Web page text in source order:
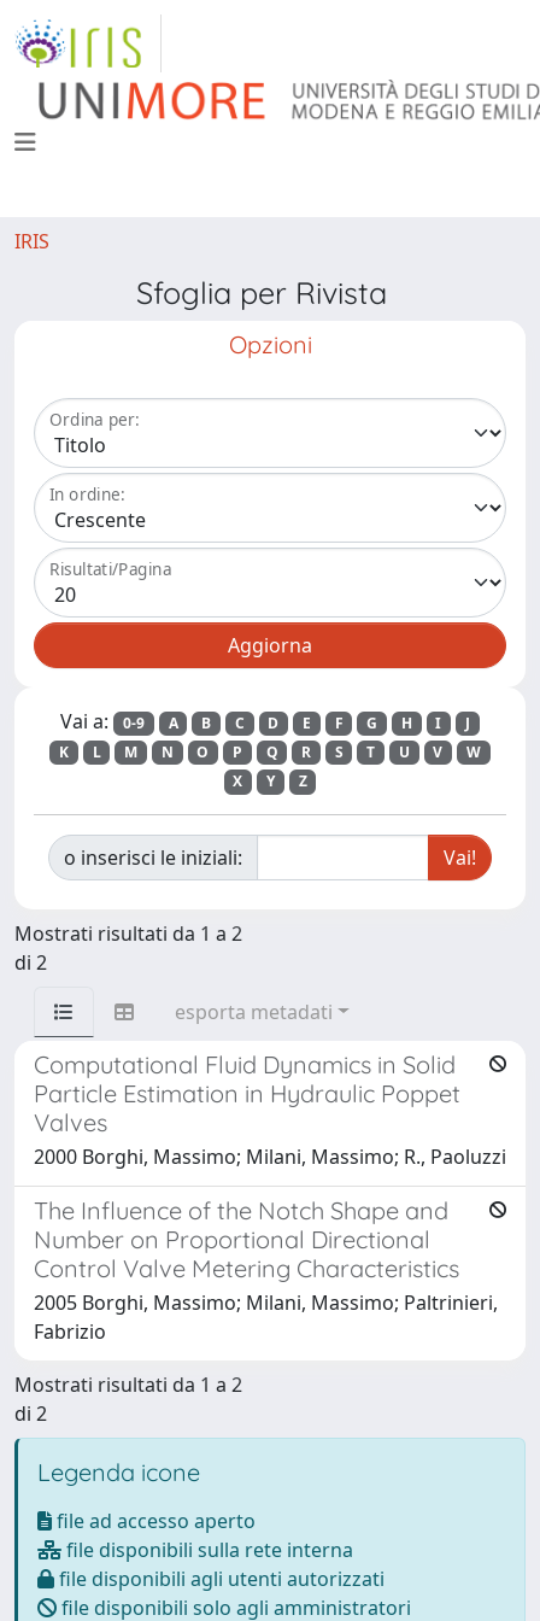
IRIS
Sfoglia per Rivista
Opzioni
Ordina per:
In ordine:
Risultati/Pagina
Vai a: 0-9 A B C D E F G H I
J
K
L M N O P Q R S T U V
W
X
Y Z
o inserisci le iniziali:
Mostrati risultati da 1 a 2
di 2
esporta metadati
Computational Fluid Dynamics in Solid
Particle Estimation in Hydraulic Poppet
Valves
2000 Borghi, Massimo; Milani, Massimo; R., Paoluzzi
The Influence of the Notch Shape and
Number on Proportional Directional
Control Valve Metering Characteristics
2005 Borghi, Massimo; Milani, Massimo; Paltrinieri,
Fabrizio
Mostrati risultati da 1 a 2
di 2
Legenda icone
file ad accesso aperto
file disponibili sulla rete interna
file disponibili agli utenti autorizzati
file disponibili solo agli amministratori